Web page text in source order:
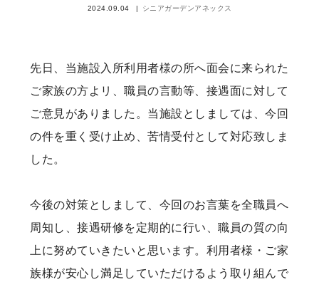
2024.09.04 シニアガーデンアネックス
先日、当施設入所利用者様の所へ面会に来られた
ご家族の方よリ、職員の言動等、接遇面に対して
ご意見がありました。当施設としましては、今回
の件を重く受け止め、苦情受付として対応致しま
した。
今後の対策としまして、今回のお言葉を全職員へ
周知し、接遇研修を定期的に行い、職員の質の向
上に努めていきたいと思います。利用者様・ご家
族様が安心し満足していただけるよう取り組んで